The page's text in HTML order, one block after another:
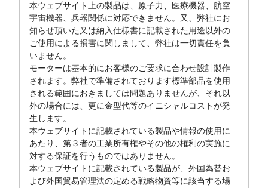
本ウェブサイト上の製品は、原子力、医療機器、航空
宇宙機器、兵器関係に対応できません。又、弊社にお
知らせ頂いた又は納入仕様書に記載された用途以外の
ご使用による損害に関しまして、弊社は一切責任を負
いません。
モーターは基本的にお客様のご要求に合わせ設計製作
されます。弊社で準備されております標準部品を使用
される範囲におきましては問題ありませんが、それ以
外の場合には、更に金型代等のイニシャルコストが発
生します。
本ウェブサイトに記載されている製品や情報の使用に
あたり、第３者の工業所有権やその他の権利の実施に
対する保証を行うものではありません。
本ウェブサイトに記載されている製品が、外国為替お
よび外国貿易管理法の定める戦略物資等に該当する場